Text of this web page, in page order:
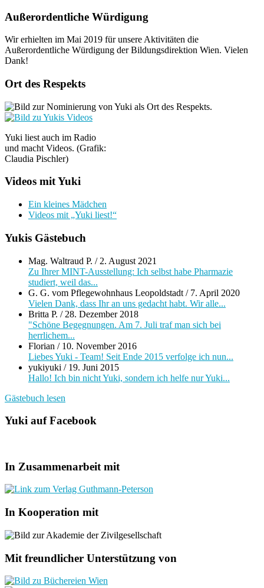
Außerordentliche Würdigung
Wir erhielten im Mai 2019 für unsere Aktivitäten die
Außerordentliche Würdigung der Bildungsdirektion Wien. Vielen
Dank!
Ort des Respekts
Yuki liest auch im Radio
und macht Videos. (Grafik:
Claudia Pischler)
Videos mit Yuki
Ein kleines Mädchen
Videos mit „Yuki liest!“
Yukis Gästebuch
Mag. Waltraud P. / 2. August 2021
Zu Ihrer MINT-Ausstellung: Ich selbst habe Pharmazie
studiert, weil das...
G. G. vom Pflegewohnhaus Leopoldstadt / 7. April 2020
Vielen Dank, dass Ihr an uns gedacht habt. Wir alle...
Britta P. / 28. Dezember 2018
"Schöne Begegnungen. Am 7. Juli traf man sich bei
herrlichem...
Florian / 10. November 2016
Liebes Yuki - Team! Seit Ende 2015 verfolge ich nun...
yukiyuki / 19. Juni 2015
Hallo! Ich bin nicht Yuki, sondern ich helfe nur Yuki...
Gästebuch lesen
Yuki auf Facebook
In Zusammenarbeit mit
In Kooperation mit
Mit freundlicher Unterstützung von